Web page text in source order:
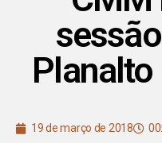
19 de março de 2018